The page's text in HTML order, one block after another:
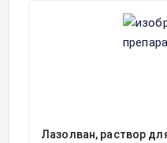
Лазолван, раствор